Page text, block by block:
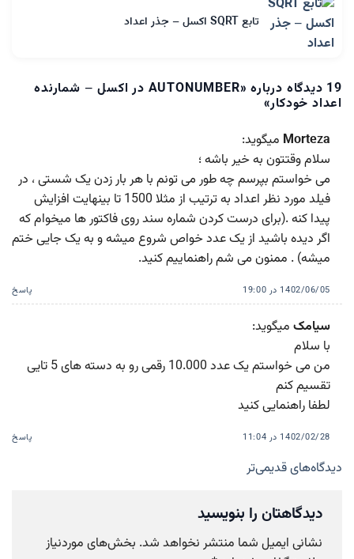
تابع SQRT اکسل – جذر اعداد
19 دیدگاه درباره « AUTONUMBER در اکسل – شمارنده
اعداد خودکار»
Morteza میگوید:
سلام وقتتون به خیر باشه ؛
می خواستم بپرسم چه طور می تونم با هر بار زدن یک شستی ، در
فیلد مورد نظر اعداد به ترتیب از مثلا 1500 تا بینهایت افزایش
پیدا کنه .(برای درست کردن شماره سند روی فاکتور ها میخوام که
اگر دیده باشید از یک عدد خواص شروع میشه و به یک جایی ختم
میشه) . ممنون می شم راهنماییم کنید.
1402/06/05 در 19:00 پاسخ
سیامک میگوید:
با سلام
من می خواستم یک عدد 10.000 رقمی رو به دسته های 5 تایی
تقسیم کنم
لطفا راهنمایی کنید
1402/02/28 در 11:04 پاسخ
ناوبری
دیدگاه‌های قدیمی‌تر
دیدگاهتان را بنویسید
نشانی ایمیل شما منتشر نخواهد شد. بخش‌های موردنیاز